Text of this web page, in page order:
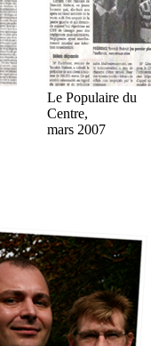
Le Populaire du
Centre,
mars 2007